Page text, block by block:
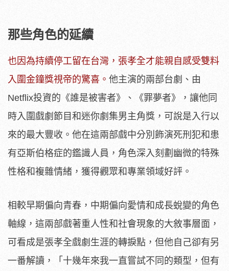
那些角色的延續
也因為持續停工留在台灣，張孝全才能親自感受雙料
入圍金鐘獎視帝的驚喜。 他主演的兩部台劇、由
Netflix投資的《誰是被害者》、《罪夢者》，讓他同
時入圍戲劇節目和迷你劇集男主角獎，可說是入行以
來的最大豐收。他在這兩部戲中分別飾演死刑犯和患
有亞斯伯格症的鑑識人員，角色深入刻劃幽微的特殊
性格和複雜情緒，獲得觀眾和專業領域好評。
相較早期偏向青春，中期偏向愛情和成長蛻變的角色
軸線，這兩部戲著重人性和社會現象的大敘事層面，
可看成是張孝全戲劇生涯的轉捩點，但他自己卻有另
一番解讀，「十幾年來我一直嘗試不同的類型，但有